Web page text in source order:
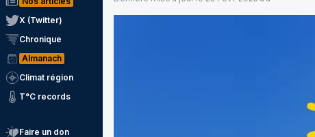
X (Twitter)
Chronique
Almanach
Climat région
T°C records
Faire un don